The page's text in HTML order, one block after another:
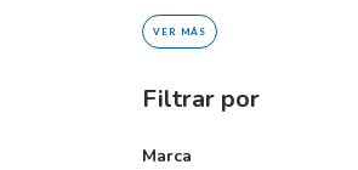
VER MÁS
Filtrar por
Marca